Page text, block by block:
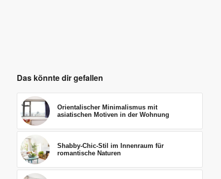
Das könnte dir gefallen
Orientalischer Minimalismus mit
asiatischen Motiven in der Wohnung
Shabby-Chic-Stil im Innenraum für
romantische Naturen